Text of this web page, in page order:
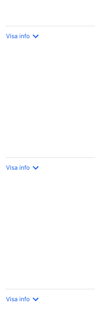
Visa info
Visa info
Visa info